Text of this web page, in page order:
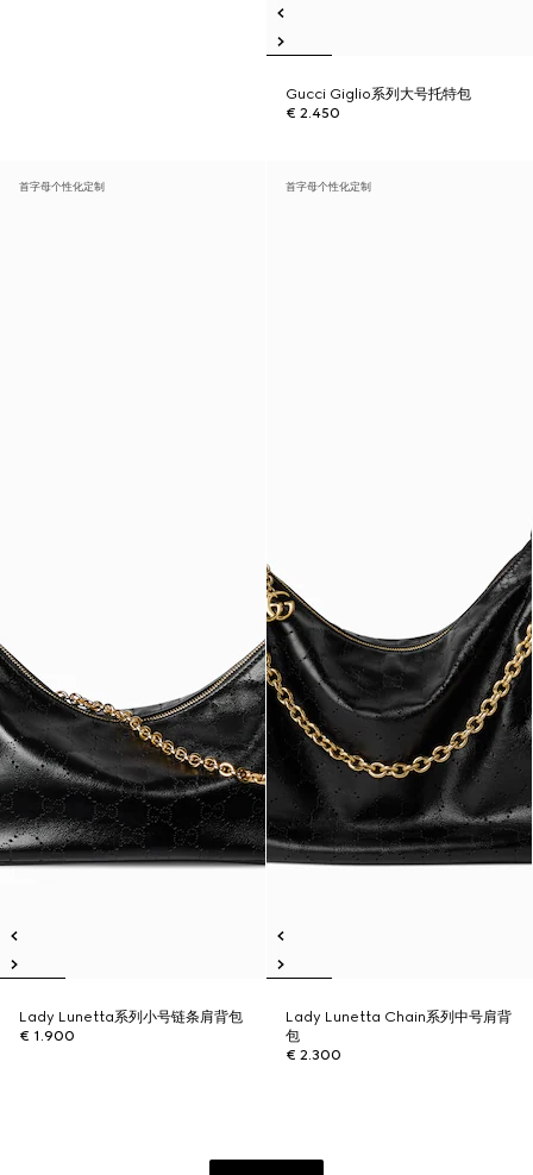
Gucci Giglio系列大号托特包
€ 2.450
首字母个性化定制
Lady Lunetta系列小号链条肩背包
€ 1.900
首字母个性化定制
Lady Lunetta Chain系列中号肩背
包
€ 2.300